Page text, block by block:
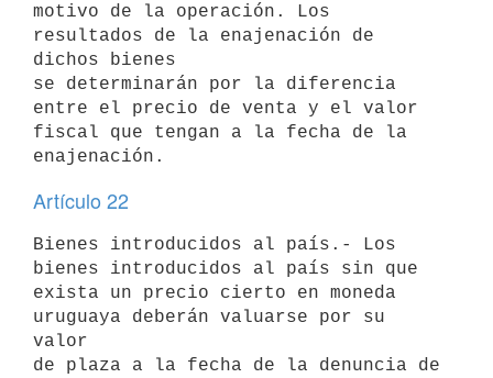
motivo de la operación. Los
resultados de la enajenación de
dichos bienes
se determinarán por la diferencia
entre el precio de venta y el valor
fiscal que tengan a la fecha de la
Artículo 22
Bienes introducidos al país.- Los
bienes introducidos al país sin que
exista un precio cierto en moneda
uruguaya deberán valuarse por su
valor
de plaza a la fecha de la denuncia de